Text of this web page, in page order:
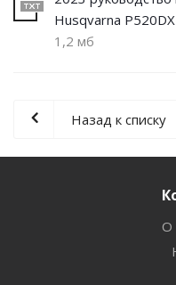
Husqvarna
1,2 мб
Назад к списку
О